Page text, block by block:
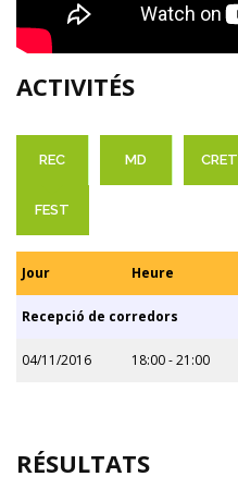
ACTIVITÉS
REC MD CRET
FEST
Jour Heure
Recepció de corredors
04/11/2016 18:00 - 21:00
RÉSULTATS